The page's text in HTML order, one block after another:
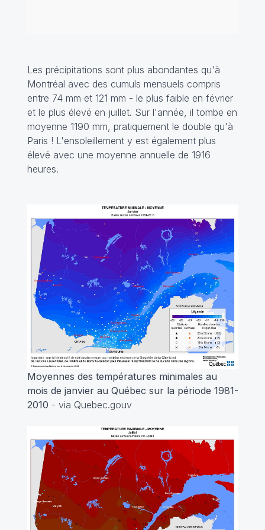
Les précipitations sont plus abondantes qu'à
Montréal avec des cumuls mensuels compris
entre 74 mm et 121 mm - le plus faible en février
et le plus élevé en juillet. Sur l'année, il tombe en
moyenne 1190 mm, pratiquement le double qu'à
Paris ! L'ensoleillement y est également plus
élevé avec une moyenne annuelle de 1916
heures.
Moyennes des températures minimales au
mois de janvier au Québec sur la période 1981-
2010 - via Quebec.gouv